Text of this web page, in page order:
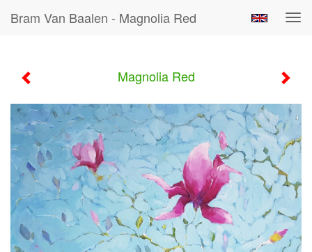
Bram Van Baalen - Magnolia Red
Magnolia Red